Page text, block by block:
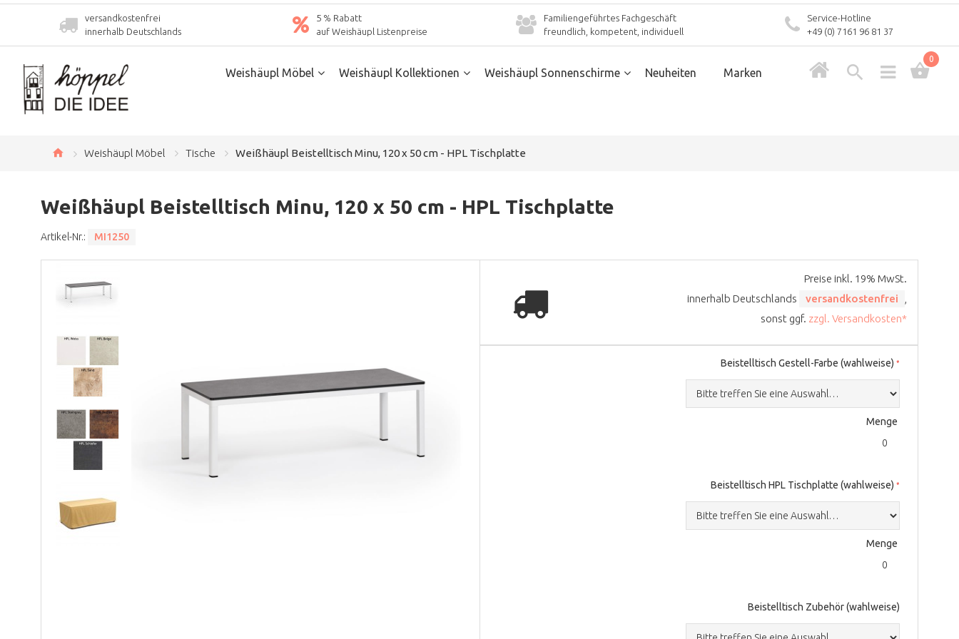
versandkostenfrei
innerhalb Deutschlands
5 % Rabatt
auf Weishäupl Listenpreise
Familiengeführtes Fachgeschäft
freundlich, kompetent, individuell
Service-Hotline
+49 (0) 7161 96 81 37
0
Weishäupl Möbel Weishäupl Kollektionen Weishäupl Sonnenschirme Neuheiten Marken
Weishäupl Möbel Tische Weißhäupl Beistelltisch Minu, 120 x 50 cm - HPL Tischplatte
Weißhäupl Beistelltisch Minu, 120 x 50 cm - HPL Tischplatte
Artikel-Nr.: MI1250
Preise inkl. 19% MwSt.
innerhalb Deutschlands
versandkostenfrei
sonst ggf. zzgl. Versandkosten*
Beistelltisch Gestell-Farbe (wahlweise)
Menge
Beistelltisch HPL Tischplatte (wahlweise)
Menge
Beistelltisch Zubehör (wahlweise)